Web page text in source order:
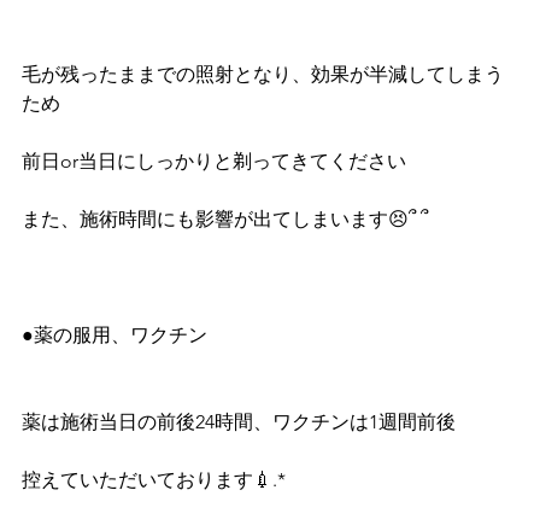
毛が残ったままでの照射となり、効果が半減してしまう
ため
前日or当日にしっかりと剃ってきてください
また、施術時間にも影響が出てしまいます😣՞ ՞
●薬の服用、ワクチン
薬は施術当日の前後24時間、ワクチンは1週間前後
控えていただいております💉.*